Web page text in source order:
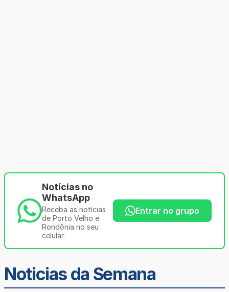
Notícias no
WhatsApp
Receba as notícias
de Porto Velho e
Rondônia no seu
celular.
Entrar no grupo
Noticias da Semana